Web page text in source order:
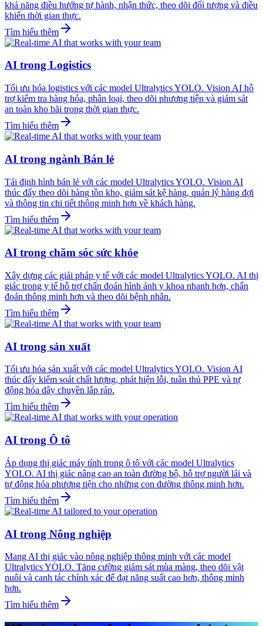
khả năng điều hướng tự hành, nhận thức, theo dõi đối tượng và điều
khiển thời gian thực.
Tìm hiểu thêm
AI trong Logistics
Tối ưu hóa logistics với các model Ultralytics YOLO. Vision AI hỗ
trợ kiểm tra hàng hóa, phân loại, theo dõi phương tiện và giám sát
an toàn kho bãi trong thời gian thực.
Tìm hiểu thêm
AI trong ngành Bán lẻ
Tái định hình bán lẻ với các model Ultralytics YOLO. Vision AI
thúc đẩy theo dõi hàng tồn kho, giám sát kệ hàng, quản lý hàng đợi
và thông tin chi tiết thông minh hơn về khách hàng.
Tìm hiểu thêm
AI trong chăm sóc sức khỏe
Xây dựng các giải pháp y tế với các model Ultralytics YOLO. AI thị
giác trong y tế hỗ trợ chẩn đoán hình ảnh y khoa nhanh hơn, chẩn
đoán thông minh hơn và theo dõi bệnh nhân.
Tìm hiểu thêm
AI trong sản xuất
Tối ưu hóa sản xuất với các model Ultralytics YOLO. Vision AI
thúc đẩy kiểm soát chất lượng, phát hiện lỗi, tuân thủ PPE và tự
động hóa dây chuyền lắp ráp.
Tìm hiểu thêm
AI trong Ô tô
Áp dụng thị giác máy tính trong ô tô với các model Ultralytics
YOLO. AI thị giác nâng cao an toàn đường bộ, hỗ trợ người lái và
tự động hóa phương tiện cho những con đường thông minh hơn.
Tìm hiểu thêm
AI trong Nông nghiệp
Mang AI thị giác vào nông nghiệp thông minh với các model
Ultralytics YOLO. Tăng cường giám sát mùa màng, theo dõi vật
nuôi và canh tác chính xác để đạt năng suất cao hơn, thông minh
hơn.
Tìm hiểu thêm